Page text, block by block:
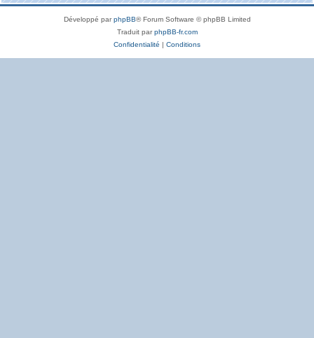
Développé parphpBB® Forum Software © phpBB Limited
Traduit parphpBB-fr.com
Confidentialité | Conditions